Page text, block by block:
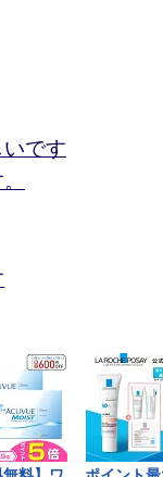
です